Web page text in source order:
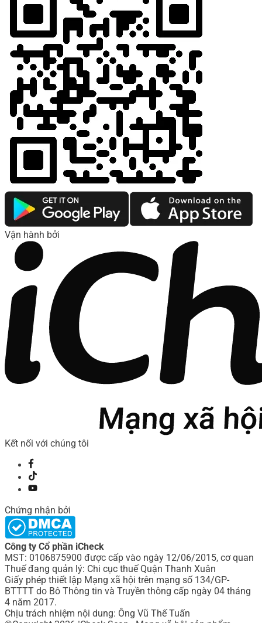
Vận hành bởi
Kết nối với chúng tôi
Chứng nhận bởi
Công ty Cổ phần iCheck
MST: 0106875900 được cấp vào ngày 12/06/2015, cơ quan
Thuế đang quản lý: Chi cục thuế Quận Thanh Xuân
Giấy phép thiết lập Mạng xã hội trên mạng số 134/GP-
BTTTT do Bô Thông tin và Truyền thông cấp ngày 04 tháng
4 năm 2017.
Chịu trách nhiệm nội dung: Ông Vũ Thế Tuấn